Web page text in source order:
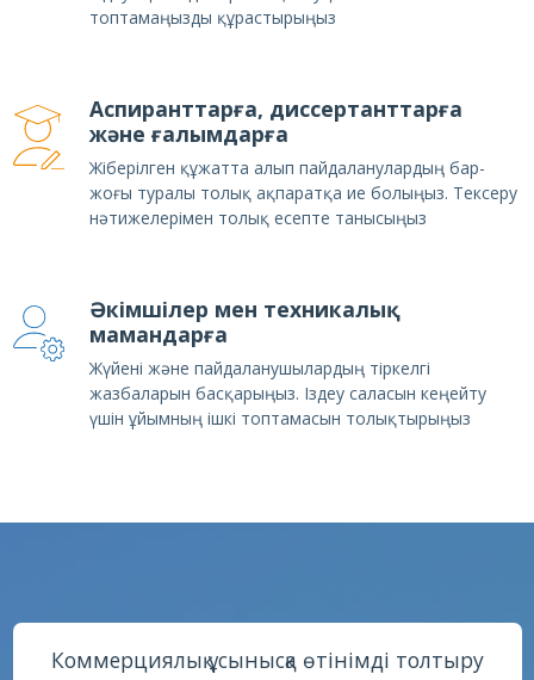
топтамаңызды құрастырыңыз
Аспиранттарға, диссертанттарға
және ғалымдарға
Жіберілген құжатта алып пайдаланулардың бар-
жоғы туралы толық ақпаратқа ие болыңыз. Тексеру
нәтижелерімен толық есепте танысыңыз
Әкімшілер мен техникалық
мамандарға
Жүйені және пайдаланушылардың тіркелгі
жазбаларын басқарыңыз. Іздеу саласын кеңейту
үшін ұйымның ішкі топтамасын толықтырыңыз
Коммерциялық ұсынысқа өтінімді толтыру